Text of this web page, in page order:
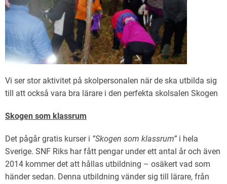
Vi ser stor aktivitet på skolpersonalen när de ska utbilda sig
till att också vara bra lärare i den perfekta skolsalen Skogen
Skogen som klassrum
Det pågår gratis kurser i ”Skogen som klassrum” i hela
Sverige. SNF Riks har fått pengar under ett antal år och även
2014 kommer det att hållas utbildning – osäkert vad som
händer sedan. Denna utbildning vänder sig till lärare, från